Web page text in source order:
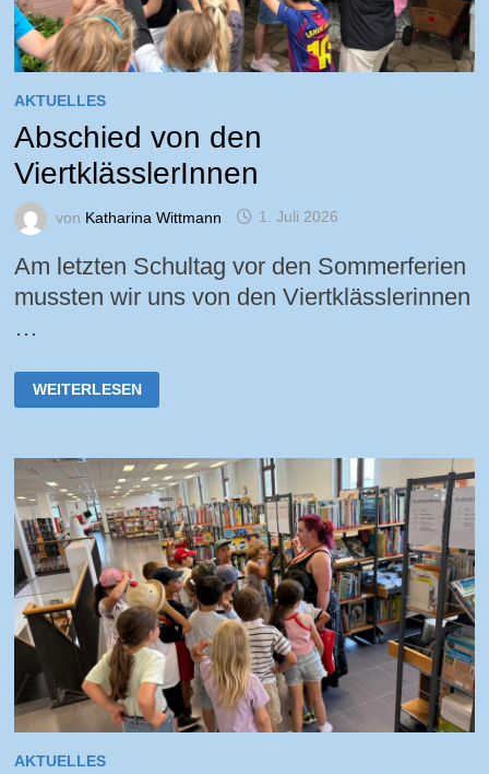
AKTUELLES
Abschied von den
ViertklässlerInnen
von Katharina Wittmann 1. Juli 2026
Am letzten Schultag vor den Sommerferien
mussten wir uns von den Viertklässlerinnen
…
VON
DEN
WEITERLESEN
AKTUELLES